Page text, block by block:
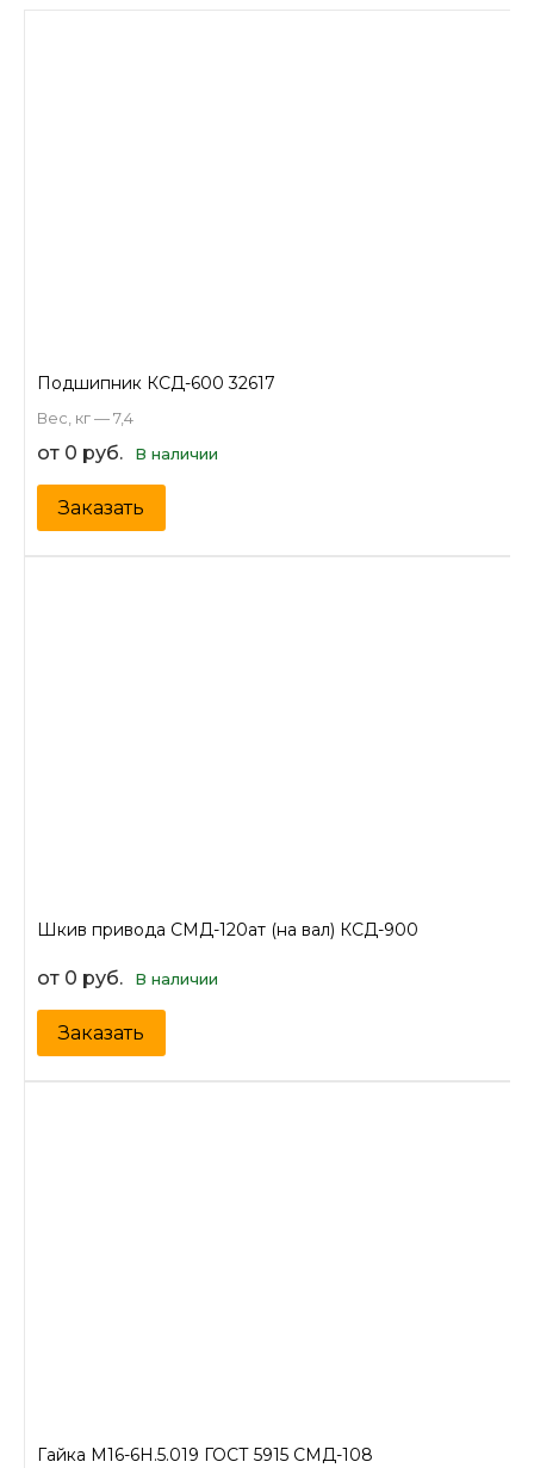
Подшипник КСД-600 32617
Вес, кг — 7,4
от 0 руб. В наличии
Заказать
Шкив привода СМД-120ат (на вал) КСД-900
от 0 руб. В наличии
Заказать
Гайка М16-6Н.5.019 ГОСТ 5915 СМД-108